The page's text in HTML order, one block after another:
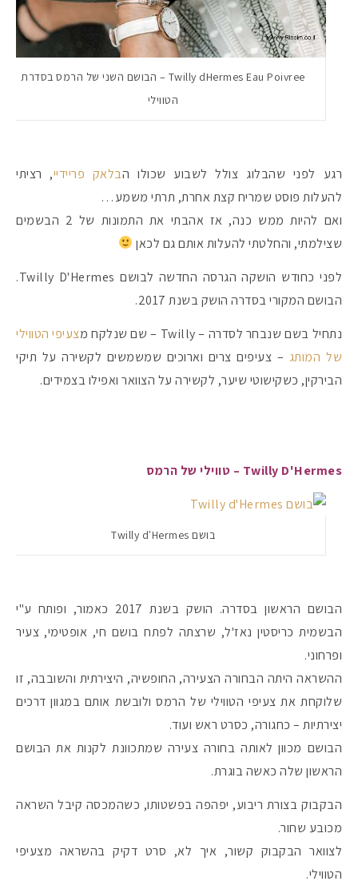
מקדמי הגנה
#הסטודיושלקורין
Twilly dHermes Eau Poivree – הבושם השני של הרמס בסדרת
הטווילי
רגע לפני שהבלוג צולל לשבוע שכולו הבלאק פריידיי, רציתי
להעלות פוסט שמריח קצת אחרת, תרתי משמע…
ואם להיות ממש כנה, אז אהבתי את התמונות של 2 הבשמים
שצילמתי, והחלטתי להעלות אותם גם לכאן
לפני כחודש הושקה הגרסה החדשה לבושם Twilly D'Hermes.
הבושם המקורי בסדרה הושק בשנת 2017.
נתחיל בשם שנבחר לסדרה – Twilly – שם שנלקח מ
צעיפי הטווילי
של המותג – צעיפים צרים וארוכים שמשמשים לקשירה על תיקי
הבירקין, כשקישוטי שיער, לקשירה על הצוואר ואפילו בצמידים.
Twilly D'Hermes – טווילי של הרמס
בושם Twilly d'Hermes
הבושם הראשון בסדרה. הושק בשנת 2017 כאמור, ופותח ע"י
הבשמית כריסטין נאז'ל, שרצתה לפתח בושם חי, אופטימי, צעיר
ופרחוני.
ההשראה היתה הבחורה הצעירה, החופשיה, היצירתית והשובבה, זו
שלוקחת את צעיפי הטווילי של הרמס ולובשת אותם במגוון דרכים
יצירתיות – כחגורה, כסרט ראש ועוד.
הבושם מכוון לאותה בחורה צעירה שמתכוונת לקנות את הבושם
הראשון שלה כאשה בוגרת.
הבקבוק בצורת ריבוע, יפהפה בפשטותו, כשהמכסה קיבל השראה
מכובע שחור.
לצוואר הבקבוק קשור, איך לא, סרט דקיק בהשראה מצעיפי
הטווילי.